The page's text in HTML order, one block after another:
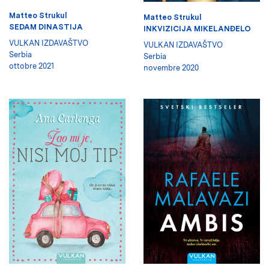
Matteo Strukul
SEDAM DINASTIJA
VULKAN IZDAVAŠTVO
Serbia
ottobre 2021
Matteo Strukul
INKVIZICIJA MIKELANĐELO
VULKAN IZDAVAŠTVO
Serbia
novembre 2020